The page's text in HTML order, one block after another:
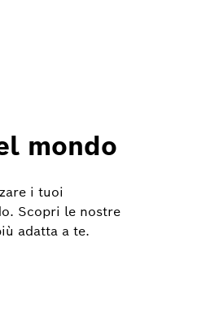
mondo
i tuoi
Scopri le nostre
adatta a te.